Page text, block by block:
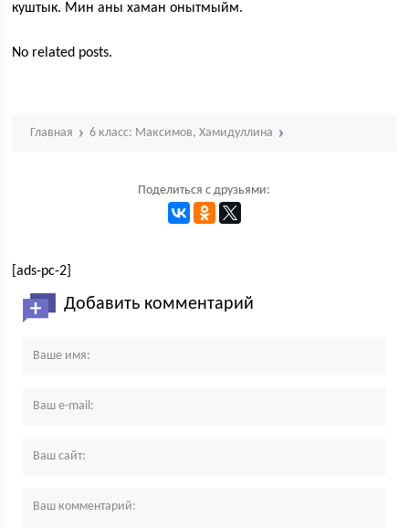
куштык. Мин аны хаман онытмыйм.
No related posts.
Главная 6 класс: Максимов, Хамидуллина
Поделиться с друзьями:
[ads-pc-2]
Добавить комментарий